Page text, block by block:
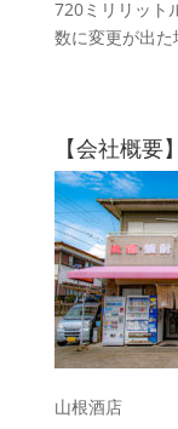
720ミリリット
数に変更が出た
【会社概要】
山根酒店